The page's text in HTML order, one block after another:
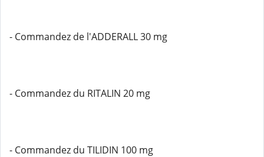
- Commandez de l'ADDERALL 30 mg
- Commandez du RITALIN 20 mg
- Commandez du TILIDIN 100 mg